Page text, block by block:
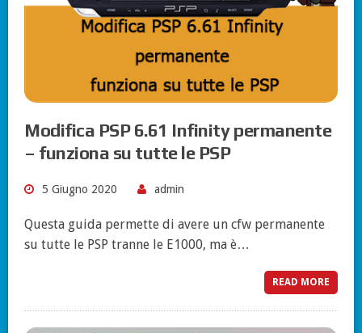
Modifica PSP 6.61 Infinity permanente
– funziona su tutte le PSP
5 Giugno 2020 admin
Questa guida permette di avere un cfw permanente
su tutte le PSP tranne le E1000, ma è…
READ MORE